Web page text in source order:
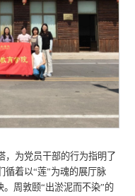
，为党员干部的行为指明了
循着以“莲”为魂的展厅脉
。周敦颐“出淤泥而不染”的